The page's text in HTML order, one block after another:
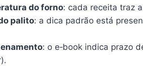
do forno: cada receita traz
palito: a dica padrão está
: o e‑book indica prazo